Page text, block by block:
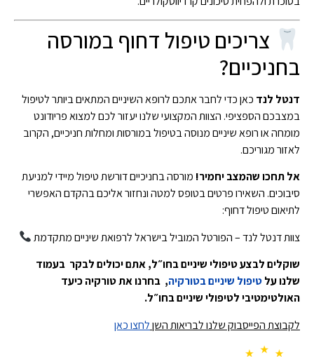
צריכים טיפול דחוף במורסה
בחניכיים?
דנטל לנד כאן כדי לחבר אתכם לרופא השיניים המתאים ביותר לטיפול
במצבכם הספציפי. הצוות המקצועי שלנו יעזור לכם למצוא פריודונט
מומחה או רופא שיניים מנוסה בטיפול במורסות ומחלות חניכיים, הקרוב
לאזור מגוריכם.
אל תחכו שהמצב יחמיר! מורסה בחניכיים דורשת טיפול מיידי למניעת
סיבוכים. השאירו פרטים בטופס למטה ונחזור אליכם בהקדם האפשרי
לתיאום טיפול דחוף:
צוות דנטל לנד – הפורטל המוביל בישראל לרפואת שיניים מתקדמת
שוקלים לבצע טיפולי שיניים בחו״ל, אתם יכולים לבקר בעמוד
שלנו עלטיפול שיניים בטורקיה, בחרנו את טורקיה כיעד
האולטימטיבי לטיפולי שיניים בחו״ל.
לקבוצת הפייסבוק שלנו לבריאות השןלחצו כאן